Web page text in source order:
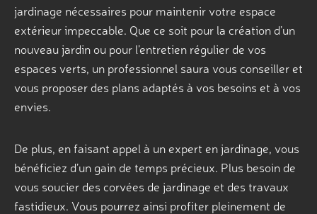
jardinage nécessaires pour maintenir votre espace
extérieur impeccable. Que ce soit pour la création d’un
nouveau jardin ou pour l’entretien régulier de vos
espaces verts, un professionnel saura vous conseiller et
vous proposer des plans adaptés à vos besoins et à vos
envies.
De plus, en faisant appel à un expert en jardinage, vous
bénéficiez d’un gain de temps précieux. Plus besoin de
vous soucier des corvées de jardinage et des travaux
fastidieux. Vous pourrez ainsi profiter pleinement de